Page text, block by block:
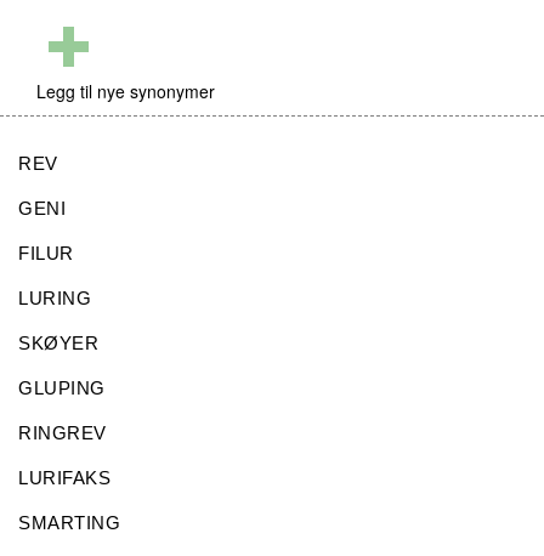
Legg til nye synonymer
REV
GENI
FILUR
LURING
SKØYER
GLUPING
RINGREV
LURIFAKS
SMARTING